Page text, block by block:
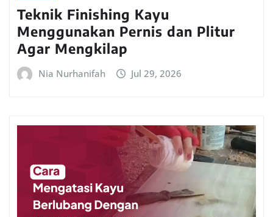
Teknik Finishing Kayu
Menggunakan Pernis dan Plitur
Agar Mengkilap
Nia Nurhanifah Jul 29, 2026